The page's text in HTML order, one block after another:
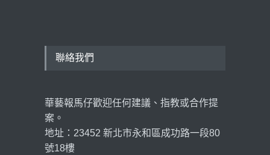
聯絡我們
華藝報馬仔歡迎任何建議、指教或合作提
案。
地址：23452 新北市永和區成功路一段80
號18樓